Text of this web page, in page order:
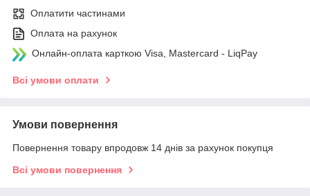
Оплатити частинами
Оплата на рахунок
Онлайн-оплата карткою Visa, Mastercard - LiqPay
Всі умови оплати
Умови повернення
Повернення товару впродовж 14 днів за рахунок покупця
Всі умови повернення